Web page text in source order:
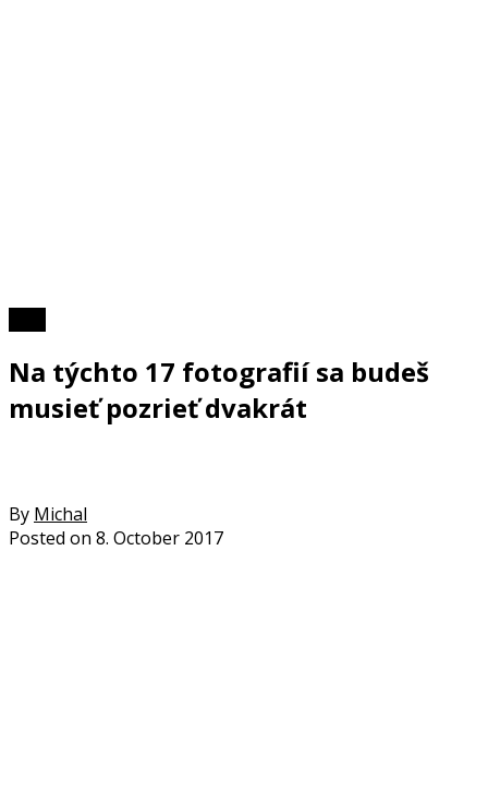
Na týchto 17 fotografií sa budeš
musieť pozrieť dvakrát
By Michal
Posted on 8. October 2017